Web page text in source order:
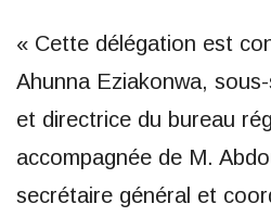
« Cette délégation est
Ahunna Eziakonwa,
et directrice du bureau
accompagnée de M.
secrétaire général et